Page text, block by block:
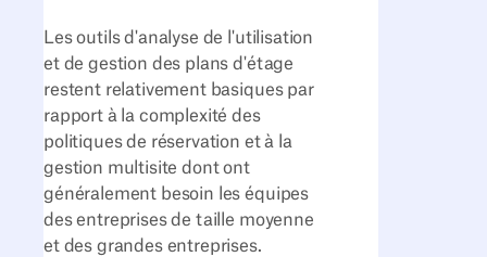
Les outils d'analyse de l'utilisation
et de gestion des plans d'étage
restent relativement basiques par
rapport à la complexité des
politiques de réservation et à la
gestion multisite dont ont
généralement besoin les équipes
des entreprises de taille moyenne
et des grandes entreprises.